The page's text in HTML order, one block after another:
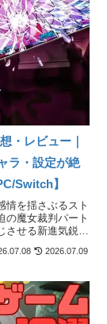
・レビュー｜
ラ・設定が絶
Switch】
情を揺さぶるスト
の魔女裁判パート
させる新進気鋭の
2026.07.09